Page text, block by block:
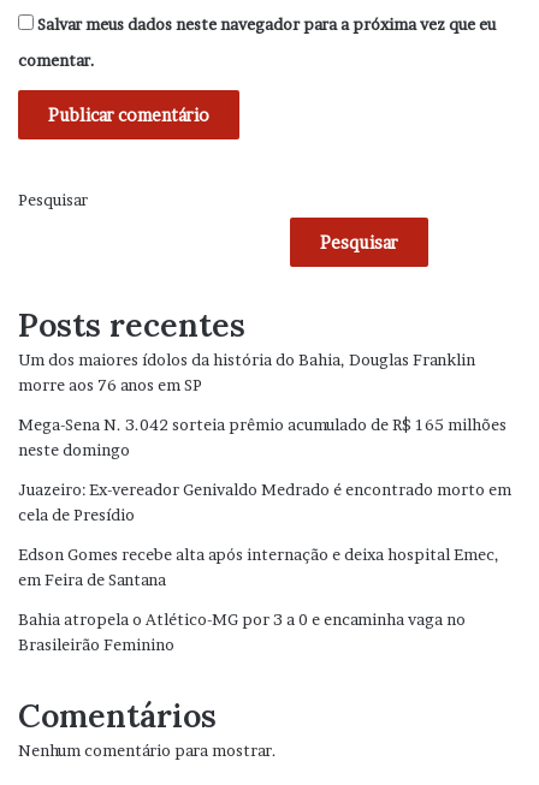
Salvar meus dados neste navegador para a próxima vez que eu
comentar.
Pesquisar
Pesquisar
Posts recentes
Um dos maiores ídolos da história do Bahia, Douglas Franklin
morre aos 76 anos em SP
Mega-Sena N. 3.042 sorteia prêmio acumulado de R$ 165 milhões
neste domingo
Juazeiro: Ex-vereador Genivaldo Medrado é encontrado morto em
cela de Presídio
Edson Gomes recebe alta após internação e deixa hospital Emec,
em Feira de Santana
Bahia atropela o Atlético-MG por 3 a 0 e encaminha vaga no
Brasileirão Feminino
Comentários
Nenhum comentário para mostrar.